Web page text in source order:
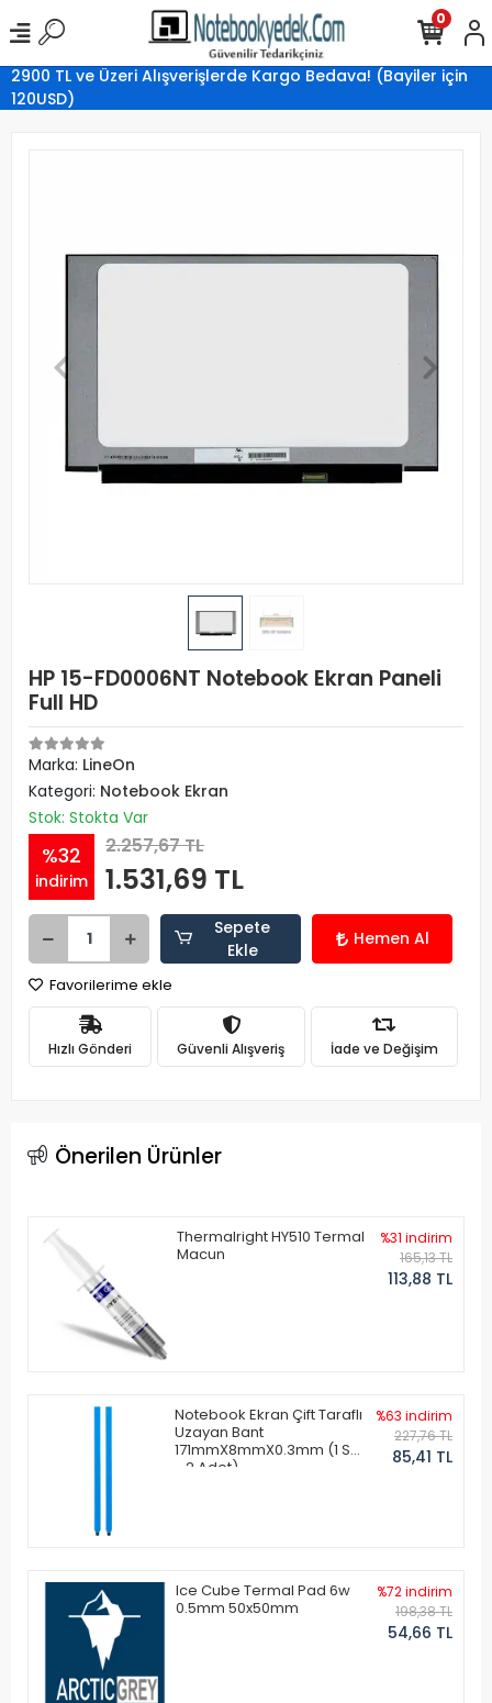
2900 TL ve Üzeri Alışverişlerde Kargo Bedava! (Bayiler için
120USD)
0
HP 15-FD0006NT Notebook Ekran Paneli
Full HD
Marka: LineOn
Kategori: Notebook Ekran
Stok: Stokta Var
%32
indirim
2.257,67 TL
1.531,69 TL
Sepete
Ekle
Hemen Al
Favorilerime ekle
Hızlı Gönderi Güvenli Alışveriş İade ve Değişim
Önerilen Ürünler
Thermalright HY510 Termal
Macun
%31 indirim
165,13 TL
113,88 TL
Notebook Ekran Çift Taraflı
Uzayan Bant
171mmX8mmX0.3mm (1 Set
- 2 Adet)
%63 indirim
227,76 TL
85,41 TL
Ice Cube Termal Pad 6w
0.5mm 50x50mm
%72 indirim
198,38 TL
54,66 TL